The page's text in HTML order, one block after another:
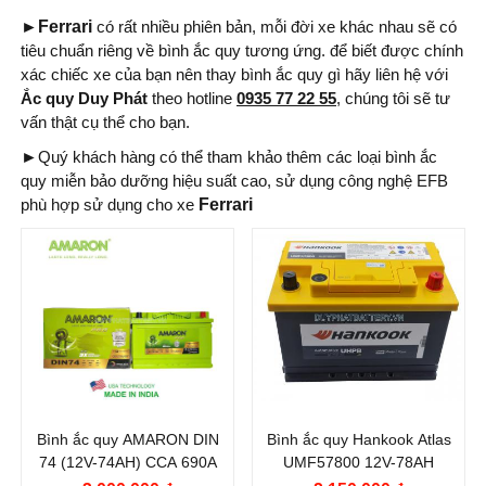
►Ferrari có rất nhiều phiên bản, mỗi đời xe khác nhau sẽ có
tiêu chuẩn riêng về bình ắc quy tương ứng. để biết được chính
xác chiếc xe của bạn nên thay bình ắc quy gì hãy liên hệ với
Ắc quy Duy Phát theo hotline 0935 77 22 55, chúng tôi sẽ tư
vấn thật cụ thể cho bạn.
►Quý khách hàng có thể tham khảo thêm các loại bình ắc
quy miễn bảo dưỡng hiệu suất cao, sử dụng công nghệ EFB
phù hợp sử dụng cho xe Ferrari
Thương hiệu ắc
AMARON
Điện thế (V):12 V
Dung lượng (Ah):
Dòng khởi động
CCA (A):
Bình ắc quy AMARON DIN
74 (12V-74AH) CCA 690A
Thương hiệu ắc
quy:
HANKOOK ATLAS
Điện thế (V):12 V
Dung lượng (Ah):78
Dòng khởi động
CCA (A):
Bình ắc quy Hankook Atlas
UMF57800 12V-78AH